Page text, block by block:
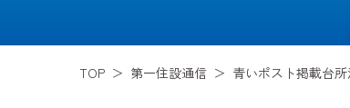
TOP 第一住設通信 青いポスト掲載台